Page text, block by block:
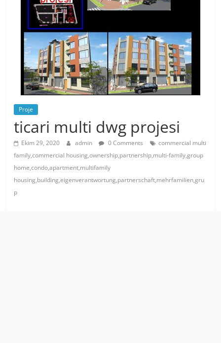
Proje
ticari multi dwg projesi
Ekim 29, 2020 admin 0 Comments
commercial multi
family,commercial housing,ownership,partnership,multi-family,group
home,condo,apartment,multifamily
housing,building,eigenverantwortung,partnerschaft,mehrfamilien,gru
p